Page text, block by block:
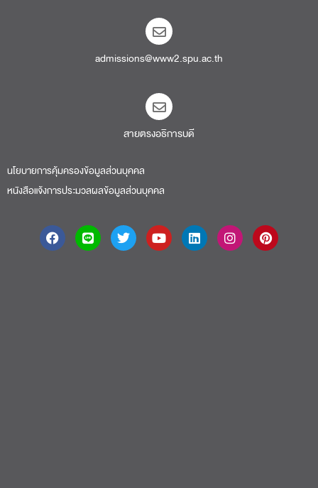
admissions@www2.spu.ac.th
สายตรงอธิการบดี​
นโยบายการคุ้มครองข้อมูลส่วนบุคคล
หนังสือแจ้งการประมวลผลข้อมูลส่วนบุคคล